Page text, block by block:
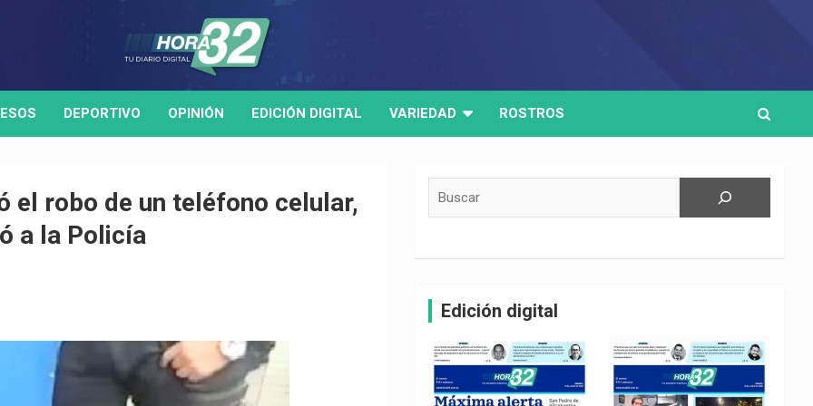
DEPORTIVO OPINIÓN EDICIÓN DIGITAL VARIEDAD ROSTROS
el robo de un teléfono celular,
a la Policía
Edición digital